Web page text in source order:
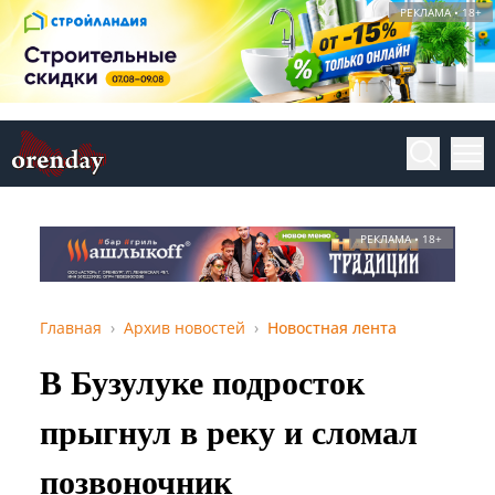
РЕКЛАМА • 18+
РЕКЛАМА • 18+
Главная Архив новостей Новостная лента
В Бузулуке подросток
прыгнул в реку и сломал
позвоночник